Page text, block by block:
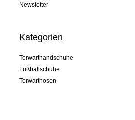
Newsletter
Kategorien
Torwarthandschuhe
Fußballschuhe
Torwarthosen